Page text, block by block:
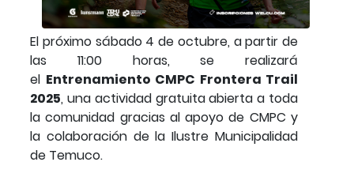
El próximo sábado 4 de octubre, a partir de
las 11:00 horas, se realizará
el Entrenamiento CMPC Frontera Trail
2025, una actividad gratuita abierta a toda
la comunidad gracias al apoyo de CMPC y
la colaboración de la Ilustre Municipalidad
de Temuco.